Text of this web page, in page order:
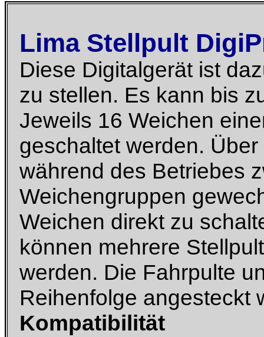
Lima Stellpult
Diese Digitalgerät ist
zu stellen. Es kann bis
Jeweils 16 Weichen
geschaltet werden.
während des Betriebes
Weichengruppen
Weichen direkt zu
können mehrere
werden. Die Fahrpulte
Reihenfolge angesteckt
Kompatibilität